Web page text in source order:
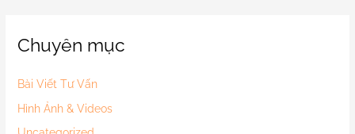
Chuyên mục
Bài Viết Tư Vấn
Hình Ảnh & Videos